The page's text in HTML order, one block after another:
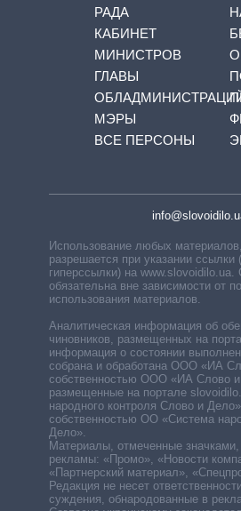
РАДА
КАБИНЕТ
МИНИСТРОВ
ГЛАВЫ
МЭРЫ
ВСЕ ПЕРСОНЫ
Использование любых
разрешается при указании ссылки
гиперссылки) на www.slovoidilo.ua.
обязательна вне зависимости от
использования материалов.
Аналитическая информация об
чиновников, размещенных на
информация о состоянии
собрана и обработана ООО «ИА
собственностью ООО «ИА Слово и
размещенные на портале
народного контроля Слово и
собственностью ОО «Система
Дело».
Материалы, отмеченные значками,
рекламы: «Промо», «Новости
«Партнерский материал»,
Редакция не несет
суждения, обнародованные в